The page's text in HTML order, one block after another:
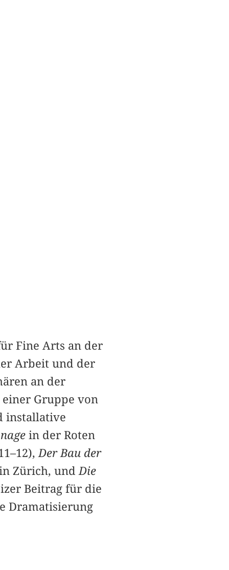
Fine Arts an der
Arbeit und der
an der
Gruppe von
installative
in der Roten
Der Bau der
Zürich, und Die
Beitrag für die
Dramatisierung